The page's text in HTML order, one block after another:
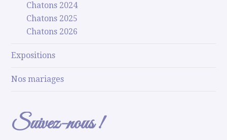
Chatons 2024
Chatons 2025
Chatons 2026
Expositions
Nos mariages
Suivez-nous !